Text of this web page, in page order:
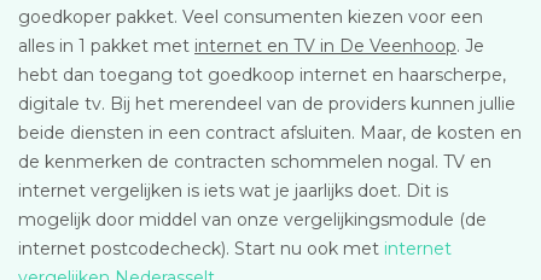
goedkoper pakket. Veel consumenten kiezen voor een
alles in 1 pakket met internet en TV in De Veenhoop. Je
hebt dan toegang tot goedkoop internet en haarscherpe,
digitale tv. Bij het merendeel van de providers kunnen jullie
beide diensten in een contract afsluiten. Maar, de kosten en
de kenmerken de contracten schommelen nogal. TV en
internet vergelijken is iets wat je jaarlijks doet. Dit is
mogelijk door middel van onze vergelijkingsmodule (de
internet postcodecheck). Start nu ook met internet